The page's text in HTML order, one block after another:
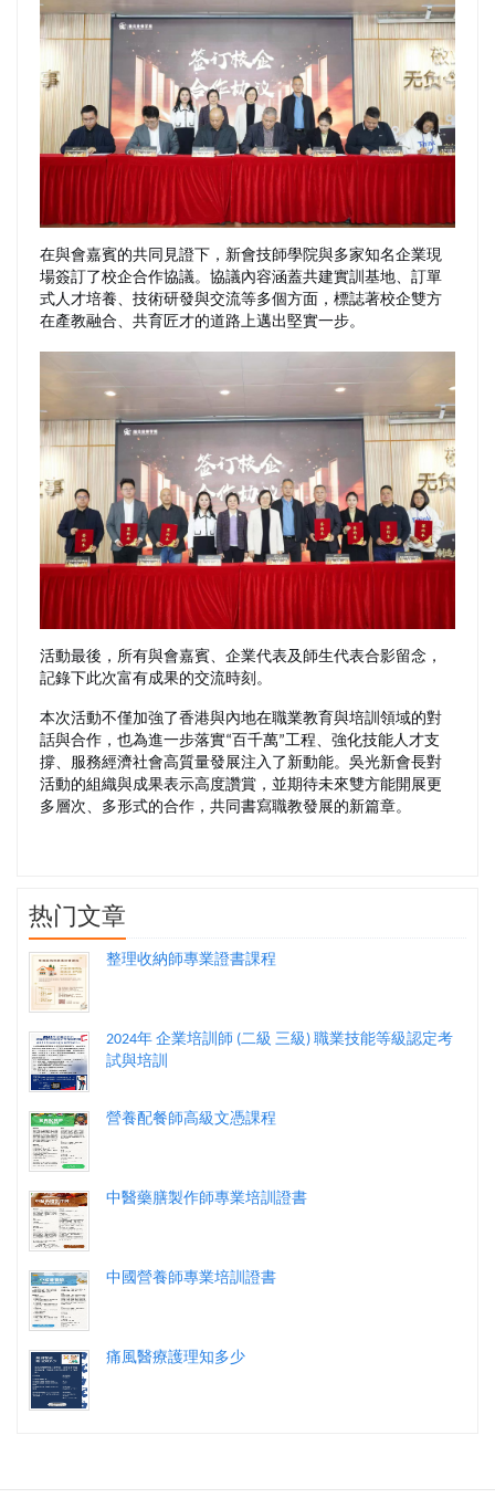
在與會嘉賓的共同見證下，新會技師學院與多家知名企業現
場簽訂了校企合作協議。協議內容涵蓋共建實訓基地、訂單
式人才培養、技術研發與交流等多個方面，標誌著校企雙方
在產教融合、共育匠才的道路上邁出堅實一步。
活動最後，所有與會嘉賓、企業代表及師生代表合影留念，
記錄下此次富有成果的交流時刻。
本次活動不僅加強了香港與內地在職業教育與培訓領域的對
話與合作，也為進一步落實“百千萬”工程、強化技能人才支
撐、服務經濟社會高質量發展注入了新動能。吳光新會長對
活動的組織與成果表示高度讚賞，並期待未來雙方能開展更
多層次、多形式的合作，共同書寫職教發展的新篇章。
热门文章
整理收納師專業證書課程
2024年 企業培訓師 (二級 三級) 職業技能等級認定考
試與培訓
營養配餐師高級文憑課程
中醫藥膳製作師專業培訓證書
中國營養師專業培訓證書
痛風醫療護理知多少